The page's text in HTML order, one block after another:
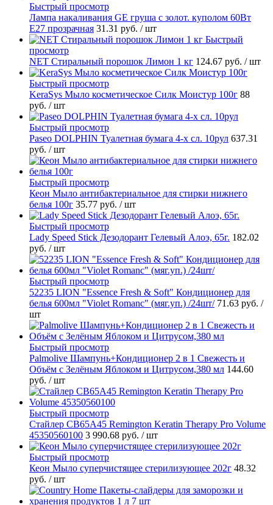
Быстрый просмотр
Лампа накаливания GE груша с золот. куполом 60Вт
Е27 прозрачная 31.31 руб. / шт
Быстрый
просмотр
NET Стиральный порошок Лимон 1 кг 124.67 руб. / шт
Быстрый просмотр
KeraSys Мыло косметическое Силк Моистур 100г 88
руб. / шт
Быстрый просмотр
Paseo DOLPHIN Туалетная бумага 4-х сл. 10рул 637.31
руб. / шт
Быстрый просмотр
Кеон Мыло антибактериальное для стирки нижнего
белья 100г 35.77 руб. / шт
Быстрый просмотр
Lady Speed Stick Дезодорант Гелевый Алоэ, 65г. 182.02
руб. / шт
Быстрый просмотр
52235 LION "Essence Fresh & Soft" Кондиционер для
белья 600мл "Violet Romanc" (мяг.уп.) /24шт/ 71.63 руб. /
шт
Быстрый просмотр
Palmolive Шампунь+Кондиционер 2 в 1 Свежесть и
Объём с Зелёным Яблоком и Цитрусом,380 мл 144.60
руб. / шт
Быстрый просмотр
Стайлер CB65A45 Remington Keratin Therapy Pro Volume
45350560100 3 990.68 руб. / шт
Быстрый просмотр
Кеон Мыло суперчистящее стерилизующее 202г 48.32
руб. / шт